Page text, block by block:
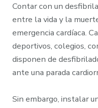
Contar con un
entre la vida y la
emergencia cardíaca.
deportivos, colegios,
disponen de
ante una parada
Sin embargo, instalar